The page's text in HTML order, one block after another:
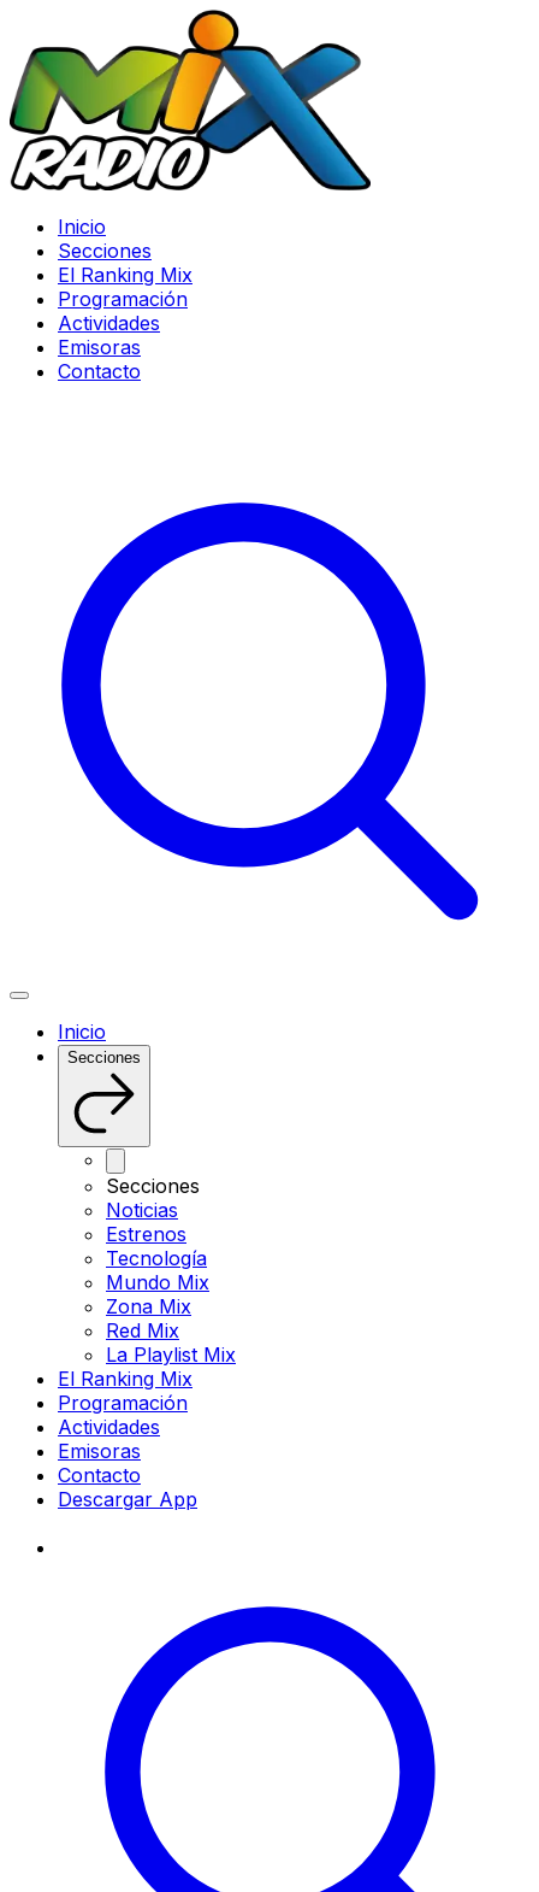
Inicio
Secciones
El Ranking Mix
Programación
Actividades
Emisoras
Contacto
Inicio
Secciones
Secciones
Noticias
Estrenos
Tecnología
Mundo Mix
Zona Mix
Red Mix
La Playlist Mix
El Ranking Mix
Programación
Actividades
Emisoras
Contacto
Descargar App